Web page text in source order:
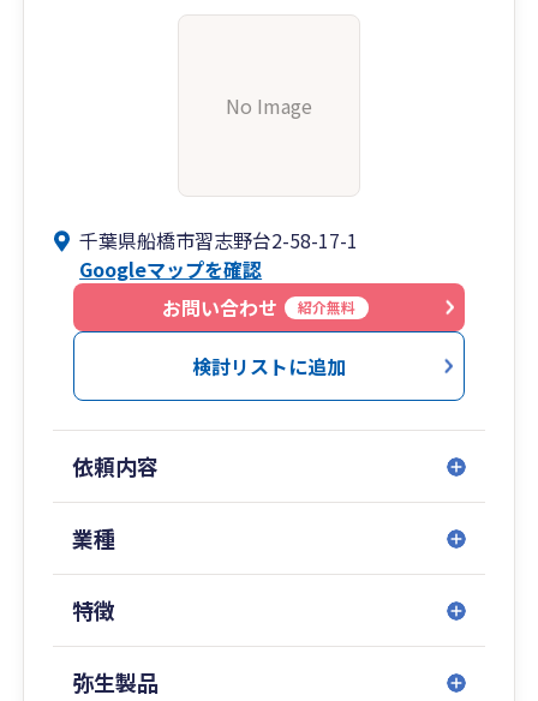
No Image
千葉県船橋市習志野台2-58-17-1
Googleマップを確認
お問い合わせ
紹介無料
検討リストに追加
依頼内容
業種
特徴
弥生製品